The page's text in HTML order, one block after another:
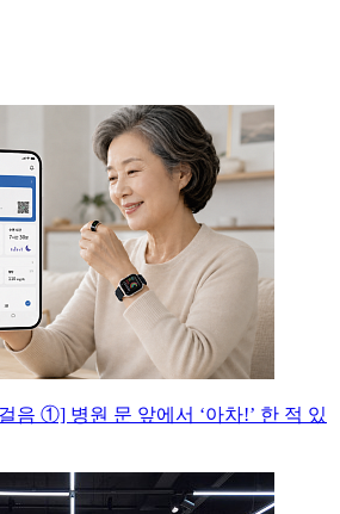
음 ①] 병원 문 앞에서 ‘아차!’ 한 적 있